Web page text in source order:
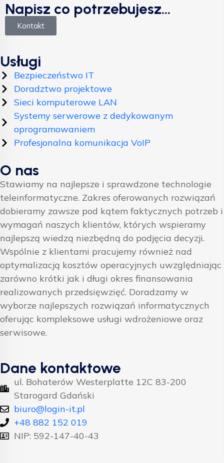
Napisz co potrzebujesz...
Kontakt
Usługi
Bezpieczeństwo IT
Doradztwo projektowe
Sieci komputerowe LAN
Systemy serwerowe z dedykowanym
oprogramowaniem
Profesjonalna komunikacja VoIP
O nas
Stawiamy na najlepsze i sprawdzone technologie
teleinformatyczne. Zakres oferowanych rozwiązań
dobieramy zawsze pod kątem faktycznych potrzeb i
wymagań naszych klientów, których wspieramy
najlepszą wiedzą niezbędną do podjęcia decyzji.
Wspólnie z klientami pracujemy również nad
optymalizacją kosztów operacyjnych uwzględniając
zarówno krótki jak i długi okres finansowania
realizowanych przedsięwzięć. Doradzamy w
wyborze najlepszych rozwiązań informatycznych
oferując kompleksowe usługi wdrożeniowe oraz
serwisowe.
Dane kontaktowe
ul. Bohaterów Westerplatte 12C 83-200
Starogard Gdański
biuro@login-it.pl
+48 882 152 019
NIP: 592-147-40-43